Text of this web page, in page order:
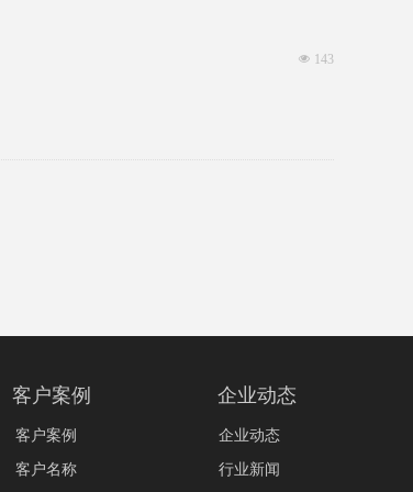
넶 143
客户案例 企业动态
客户案例
客户名称
企业动态
行业新闻